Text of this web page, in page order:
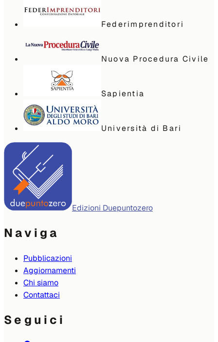
Federimprenditori
Nuova Procedura Civile
Sapientia
Università di Bari
Edizioni Duepuntozero
Naviga
Pubblicazioni
Aggiornamenti
Chi siamo
Contattaci
Seguici